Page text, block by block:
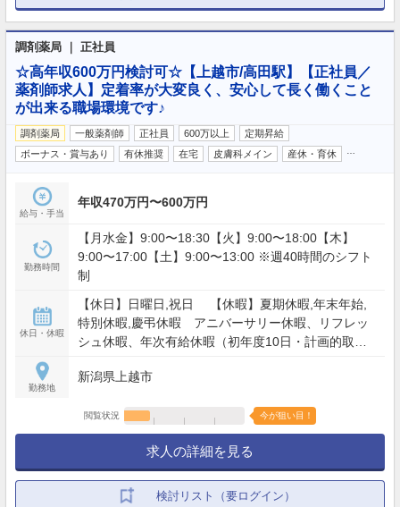
調剤薬局 ｜ 正社員
☆高年収600万円検討可☆【上越市/高田駅】【正社員／
薬剤師求人】定着率が大変良く、安心して長く働くこと
が出来る職場環境です♪
調剤薬局 一般薬剤師 正社員 600万以上
定期昇給
ボーナス・賞与あり
有休推奨 在宅 皮膚科メイン 産休・育休
給与・手当
年収470万円〜600万円
勤務時間
【月水金】9:00〜18:30【火】9:00〜18:00【木】
9:00〜17:00【土】9:00〜13:00 ※週40時間のシフト
制
休日・休暇
【休日】日曜日,祝日 【休暇】夏期休暇,年末年始,
特別休暇,慶弔休暇 アニバーサリー休暇、リフレッ
シュ休暇、年次有給休暇（初年度10日・計画的取得
勤務地
新潟県上越市
閲覧状況 今が狙い目！
求人の詳細を見る
検討リスト（要ログイン）